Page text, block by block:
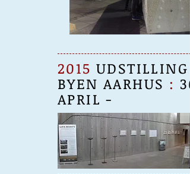
2015 UDSTILLING
BYEN AARHUS : 30
APRIL -